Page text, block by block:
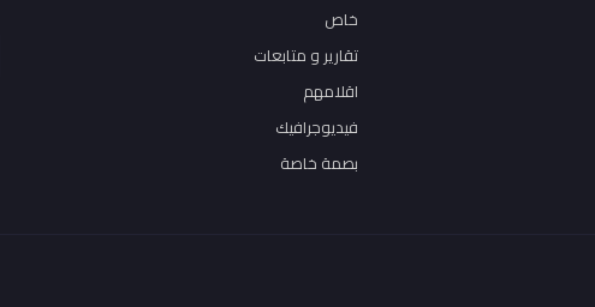
خاص
تقارير و متابعات
اقلامهم
فيديوجرافيك
بصمة خاصة